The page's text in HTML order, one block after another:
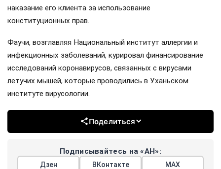
наказание его клиента за использование
конституционных прав.
Фаучи, возглавляя Национальный институт аллергии и
инфекционных заболеваний, курировал финансирование
исследований коронавирусов, связанных с вирусами
летучих мышей, которые проводились в Уханьском
институте вирусологии.
Поделиться
Подписывайтесь на «АН»:
Дзен ВКонтакте МАХ